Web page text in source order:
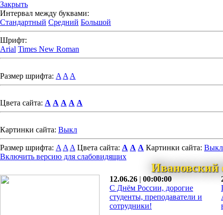
Закрыть
Интервал между буквами:
Стандартный Средний Большой
Шрифт:
Arial Times New Roman
Размер шрифта: A A A
Цвета сайта: A A A A A
Картинки сайта: Выкл
Размер шрифта: A A A Цвета сайта: A A A Картинки сайта: Выкл
Включить версию для слабовидящих
12.06.26 | 00:00:00
С Днём России, дорогие
студенты, преподаватели и
сотрудники!